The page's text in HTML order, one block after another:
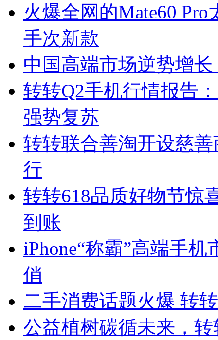
火爆全网的Mate60
手次新款
中国高端市场逆势增
转转Q2手机行情报告
强势复苏
转转联合善淘开设慈
行
转转618品质好物节惊
到账
iPhone“称霸”高端手
俏
二手消费话题火爆 转
公益植树碳循未来，